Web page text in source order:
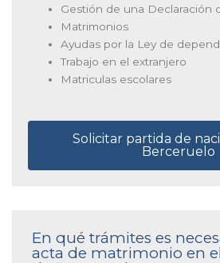
Gestión de una Declaración
Matrimonios
Ayudas por la Ley de
Trabajo en el extranjero
Matriculas escolares
Solicitar partida de
Berceruelo
En qué trámites es
acta de matrimonio en